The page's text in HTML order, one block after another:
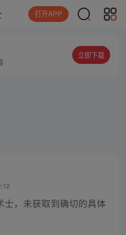
打开APP
立即下载
士，未获取到确切的具体